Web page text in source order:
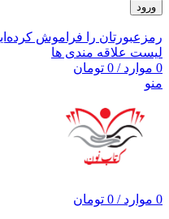
ورود
رمزعبورتان را فراموش
لیست علاقه مندی ها
0 موارد /
0 تومان
منو
0 موارد /
0 تومان